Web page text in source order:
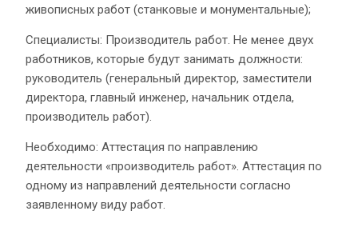
живописных работ (станковые и монументальные);
Специалисты: Производитель работ. Не менее двух
работников, которые будут занимать должности:
руководитель (генеральный директор, заместители
директора, главный инженер, начальник отдела,
производитель работ).
Необходимо: Аттестация по направлению
деятельности «производитель работ». Аттестация по
одному из направлений деятельности согласно
заявленному виду работ.